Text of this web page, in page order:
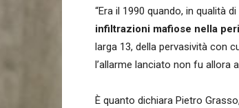
“Era il 1990 quando, in qualità
infiltrazioni mafiose nella
larga 13, della pervasività con
l’allarme lanciato non fu allora
È quanto dichiara Pietro